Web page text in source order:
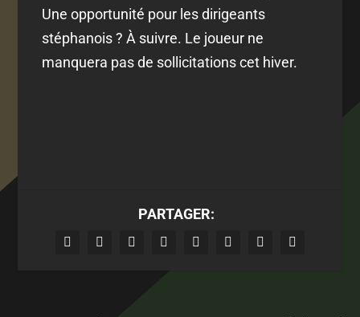
Une opportunité pour les dirigeants
stéphanois ? À suivre. Le joueur ne
manquera pas de sollicitations cet hiver.
PARTAGER: